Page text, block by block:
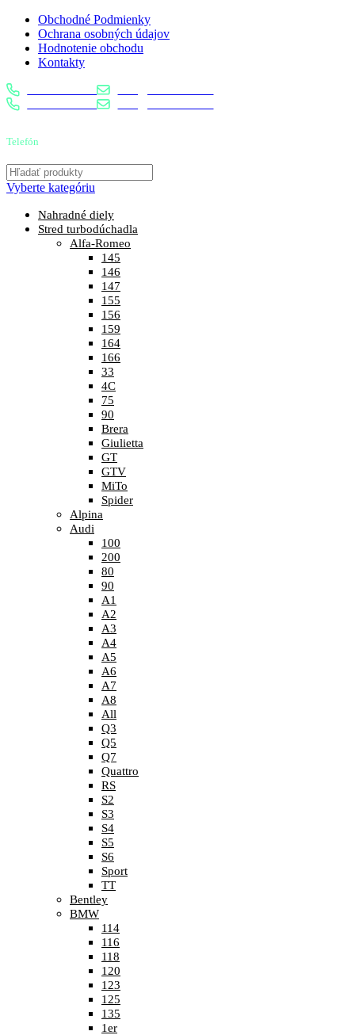
Obchodné Podmienky
Ochrana osobných údajov
Hodnotenie obchodu
Kontakty
0904 400 399
0904 400 399
Telefón
Vyberte kategóriu
Nahradné diely
Stred turbodúchadla
Alfa-Romeo
145
146
147
155
156
159
164
166
33
4C
75
90
Brera
Giulietta
GT
GTV
MiTo
Spider
Alpina
Audi
100
200
80
90
A1
A2
A3
A4
A5
A6
A7
A8
All
Q3
Q5
Q7
Quattro
RS
S2
S3
S4
S5
S6
Sport
TT
Bentley
BMW
114
116
118
120
123
125
135
1er